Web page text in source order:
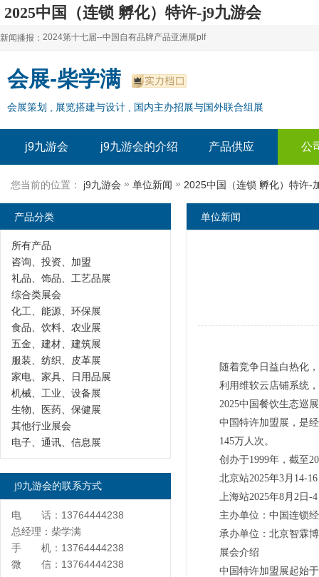
2025中国（连锁 孵化）特许-j9九游会
新闻播报：
2024上海自有品牌展--百货展|食品展 零售展|oem展
2024全球自有--品牌产品亚洲展（plf）
2024上海自有品牌展--2024上海oem 贴牌代加工展
2024第十七届--中国自有品牌产品亚洲展plf
2024全球自有--品牌产品亚洲展（plf）
2024年上海--第17届自有品牌展
会展-柴学满
会展策划 , 展览搭建与设计 , 国内主办招展与国外联合组展
j9九游会 j9九游会的介绍 产品供应 公
您当前的位置： j9九游会 » 单位新闻 » 2025中国（连锁 孵化）特许-
单位新闻
随着竞争日益白热化
利用维软云店铺系统
2025中国餐饮生态巡
中国特许加盟展，是
145万人次。
创办于1999年，截至
北京站2025年3月
上海站2025年8月
主办单位：中国连锁
承办单位：北京智霖
展会介绍
中国特许加盟展起始
产品分类
所有产品
咨询、投资、加盟
礼品、饰品、工艺品展
综合类展会
化工、能源、环保展
食品、饮料、农业展
五金、建材、建筑展
服装、纺织、皮革展
家电、家具、日用品展
机械、工业、设备展
生物、医药、保健展
其他行业展会
电子、通讯、信息展
j9九游会的联系方式
电 话：13764444238
总经理：柴学满
手 机：13764444238
微 信：13764444238